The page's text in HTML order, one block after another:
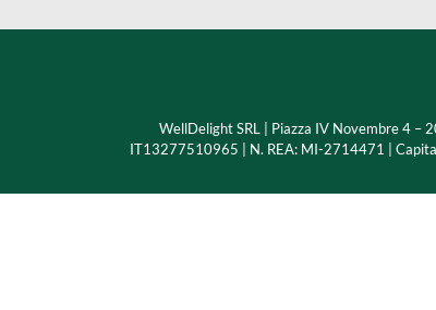
WellDelight SRL | Piazza IV Novembre 4 –
IT13277510965 | N. REA: MI-2714471 |